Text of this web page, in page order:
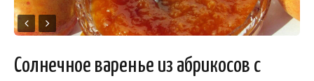
Солнечное варенье из абрикосов с